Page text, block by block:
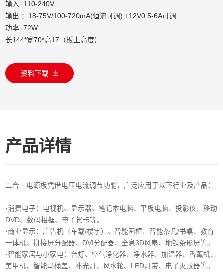
输入: 110-240V
输出 ：18-75V/100-720mA(恒流可调) +12V0.5-6A可调
功率: 72W
长144*宽70*高17（板上高度）
资料下载
产品详情
二合一电源板凭借电压电流调节功能，广泛应用于以下行业及产品：
·消费电子‌：电视机、显示器、笔记本电脑、平板电脑、投影仪、移动
DVD、数码相框、电子贺卡等。
·商业显示‌：广告机（车载/楼宇）、智能画框、智能茶几/书桌、教育
一体机、拼接屏分配器、DVI分配器、全息3D风扇、地铁条形屏等。
·智能家居与小家电‌：台灯、空气净化器、净水器、加温器、香薰机、
美甲机、智能马桶盖、补光灯、风水轮、LED灯带、电子灭蚊器等。